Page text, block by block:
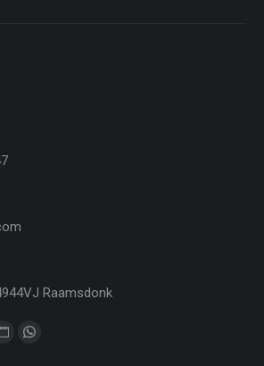
Raamsdonk
WebsiteWhatsApp